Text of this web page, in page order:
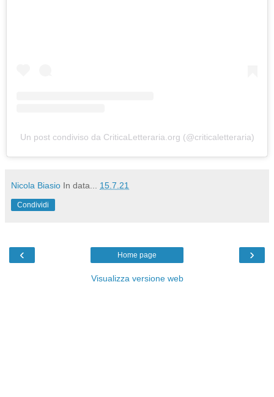
Un post condiviso da CriticaLetteraria.org (@criticaletteraria)
Nicola Biasio In data... 15.7.21
Condividi
‹ ›
Home page
Visualizza versione web